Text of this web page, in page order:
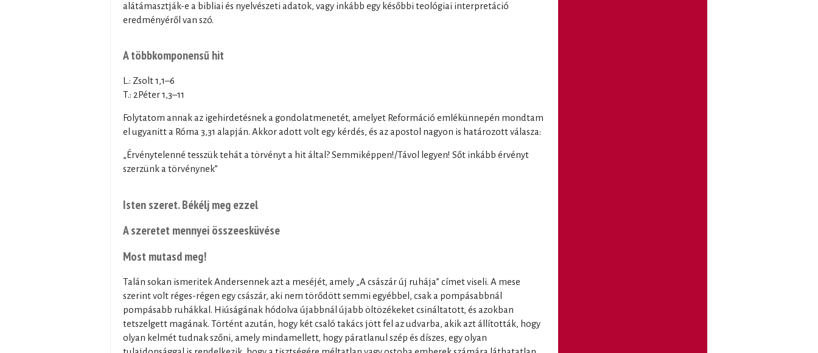
alátámasztják-e a bibliai és nyelvészeti adatok, vagy inkább egy későbbi teológiai interpretáció
eredményéről van szó.
A többkomponensű hit
L.: Zsolt 1,1–6
T.: 2Péter 1,3–11
Folytatom annak az igehirdetésnek a gondolatmenetét, amelyet Reformáció emlékünnepén mondtam
el ugyanitt a Róma 3,31 alapján. Akkor adott volt egy kérdés, és az apostol nagyon is határozott válasza:
„Érvénytelenné tesszük tehát a törvényt a hit által? Semmiképpen!/Távol legyen! Sőt inkább érvényt
szerzünk a törvénynek”
Isten szeret. Békélj meg ezzel
A szeretet mennyei összeesküvése
Most mutasd meg!
Talán sokan ismeritek Andersennek azt a meséjét, amely „A császár új ruhája” címet viseli. A mese
szerint volt réges-régen egy császár, aki nem törődött semmi egyébbel, csak a pompásabbnál
pompásabb ruhákkal. Hiúságának hódolva újabbnál újabb öltözékeket csináltatott, és azokban
tetszelgett magának. Történt azután, hogy két csaló takács jött fel az udvarba, akik azt állították, hogy
olyan kelmét tudnak szőni, amely mindamellett, hogy páratlanul szép és díszes, egy olyan